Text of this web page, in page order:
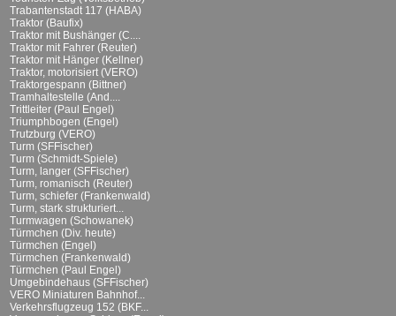
Trabantenstadt 117 (HABA)
Traktor (Baufix)
Traktor mit Bushänger (C....
Traktor mit Fahrer (Reuter)
Traktor mit Hänger (Kellner)
Traktor, motorisiert (VERO)
Traktorgespann (Bittner)
Tramhaltestelle (And....
Trittleiter (Paul Engel)
Triumphbogen (Engel)
Trutzburg (VERO)
Turm (SFFischer)
Turm (Schmidt-Spiele)
Turm, langer (SFFischer)
Turm, romanisch (Reuter)
Turm, schiefer (Frankenwald)
Turm, stark strukturiert...
Turmwagen (Schowanek)
Türmchen (Div. heute)
Türmchen (Engel)
Türmchen (Frankenwald)
Türmchen (Paul Engel)
Umgebindehaus (SFFischer)
VERO Miniaturen Bahnhof...
Verkehrsflugzeug 152 (BKF...